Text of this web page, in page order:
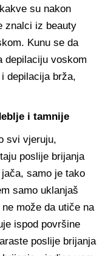
su nakon
znalci iz beauty
Kunu se da
depilaciju voskom
depilacija brža,
i tamnije
svi vjeruju,
poslije brijanja
samo je tako
samo uklanjaš
može da utiče na
ispod površine
poslije brijanja